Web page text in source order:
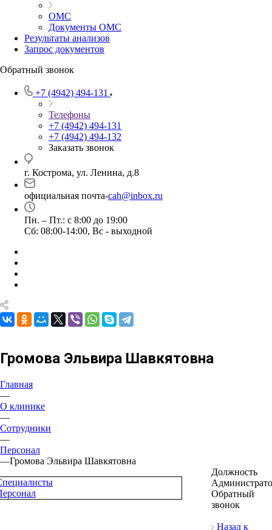
ОМС
Документы ОМС
Результаты анализов
Запрос документов
Обратный звонок
+7 (4942) 494-131
Телефоны
+7 (4942) 494-131
+7 (4942) 494-132
Заказать звонок
г. Кострома, ул. Ленина, д.8
официальная почта-cah@inbox.ru
Пн. – Пт.: с 8:00 до 19:00
Сб: 08:00-14:00, Вс - выходной
Громова Эльвира Шавкятовна
Главная
—
О клинике
—
Сотрудники
—
Персонал
—Громова Эльвира Шавкятовна
Должность
Обратный
звонок
Назад к